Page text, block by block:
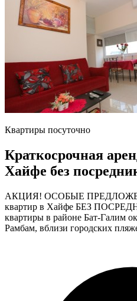
Квартиры посуточно
Краткосрочная
Хайфе без
АКЦИЯ! ОСОБЫЕ
квартир в Хайфе БЕЗ
квартиры в районе Бат-Галим
Рамбам, вблизи городских